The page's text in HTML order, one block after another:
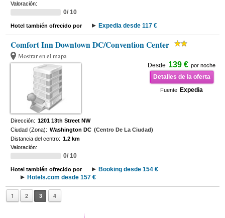
Valoración:
0/ 10
Hotel también ofrecido por Expedia desde 117 €
Comfort Inn Downtown DC/Convention Center
Mostrar en el mapa
Desde 139 € por noche
Detalles de la oferta
Fuente Expedia
Dirección: 1201 13th Street NW
Ciudad (Zona): Washington DC (Centro De La Ciudad)
Distancia del centro: 1.2 km
Valoración:
0/ 10
Hotel también ofrecido por
Booking desde 154 €
Hotels.com desde 157 €
1 2 3 4